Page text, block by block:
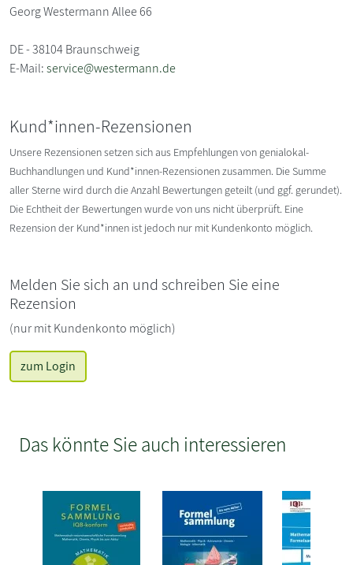
Georg Westermann Allee 66
DE - 38104 Braunschweig
E-Mail:service@westermann.de
Kund*innen-Rezensionen
Unsere Rezensionen setzen sich aus Empfehlungen von genialokal-
Buchhandlungen und Kund*innen-Rezensionen zusammen. Die Summe
aller Sterne wird durch die Anzahl Bewertungen geteilt (und ggf. gerundet).
Die Echtheit der Bewertungen wurde von uns nicht überprüft. Eine
Rezension der Kund*innen ist jedoch nur mit Kundenkonto möglich.
Melden Sie sich an und schreiben Sie eine
Rezension
(nur mit Kundenkonto möglich)
zum Login
Das könnte Sie auch interessieren